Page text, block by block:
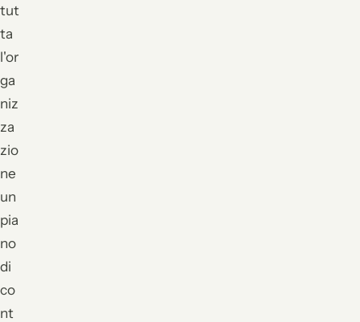
tut
ta
l'or
ga
niz
za
zio
ne
un
pia
no
di
co
nt